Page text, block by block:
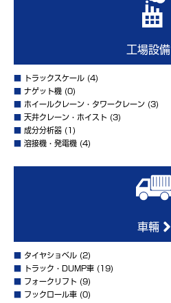
工場設備
トラックスケール (4)
ナゲット機 (0)
ホイールクレーン・タワークレーン (3)
天井クレーン・ホイスト (3)
成分分析器 (1)
溶接機・発電機 (4)
車輛
タイヤショベル (2)
トラック・DUMP車 (19)
フォークリフト (9)
フックロール車 (0)